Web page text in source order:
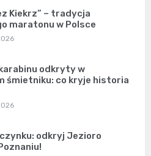
Kiekrz” – tradycja
maratonu w Polsce
odkryty w
śmietniku: co kryje historia
odkryj Jezioro